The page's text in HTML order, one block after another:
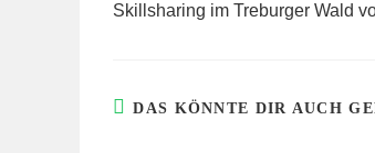
ANSEHEN
Skillsharing im Treburger Wald
DAS KÖNNTE DIR AUCH